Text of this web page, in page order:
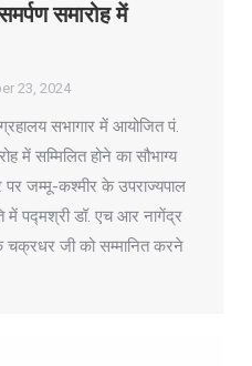
समारोह में
23, 2024
सभागार में आयोजित पं.
में सम्मिलित होने का सौभाग्य
जम्मू-कश्मीर के उपराज्यपाल
में पद्मश्री डॉ. एच आर नागेंद्र
जी को सम्मानित करने